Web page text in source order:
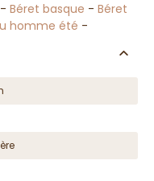
- Béret basque - Béret
homme été -